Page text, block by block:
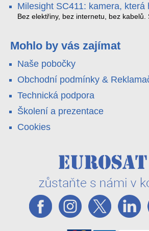
YouTube – bez běžícího počítače.
které vám zjednoduší práci – a jedna z
spoustu zbytečných výjezdů k
Milesight SC411: kamera, která
kabel nedosáhne
Bez elektřiny, bez internetu, bez kabelů.
váš telefon. Podívejte se na video.
Mohlo by vás zajímat
Naše pobočky
Obchodní podmínky &
Technická podpora
Školení a prezentace
Cookies